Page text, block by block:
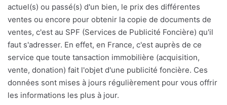
actuel(s) ou passé(s) d'un bien, le prix des différentes
ventes ou encore pour obtenir la copie de documents de
ventes, c'est au SPF (Services de Publicité Foncière) qu'il
faut s'adresser. En effet, en France, c'est auprès de ce
service que toute tansaction immobilière (acquisition,
vente, donation) fait l'objet d'une publicité foncière. Ces
données sont mises à jours régulièrement pour vous offrir
les informations les plus à jour.